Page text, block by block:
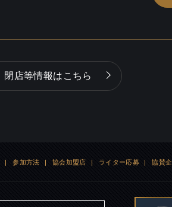
閉店等情報はこちら
| 参加方法 | 協会加盟店 | ライター応募 | 協賛